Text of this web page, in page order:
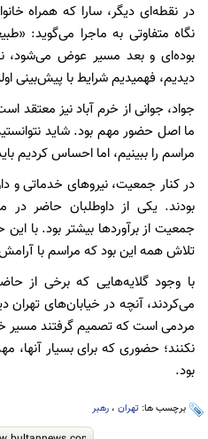
در نقطه‌ای دیگر، سارا که همراه
نگاه متفاوتی به ماجرا می‌گوید:
بوده‌ای و بعد مسیر عوض می‌شود،
دیدیم، فهمیدیم شرایط با پیش‌بینی
جواد، جوانی از خرم آباد نیز معتقد
ما اصل حضور مهم بود. شاید
مراسم را ببینیم، اما احساس کردیم
در کنار جمعیت، نیروهای خدماتی و
بودند. یکی از داوطلبان حاضر
جمعیت از برآوردها بیشتر بود. با
تلاش همه این بود که مراسم با آرامش
با وجود گلایه‌هایی که برخی از
می‌کردند، آنچه در خیابان‌های
مردمی است که تصمیم گرفتند مسیر
نکنند؛ حضوری که برای بسیار آنها،
بود.
برچسب ها: تهران ، رهبر